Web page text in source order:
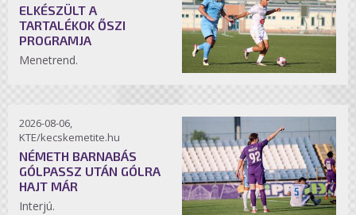
ELKÉSZÜLT A
TARTALÉKOK ŐSZI
PROGRAMJA
Menetrend.
2026-08-06,
KTE/kecskemetite.hu
NÉMETH BARNABÁS
GÓLPASSZ UTÁN GÓLRA
HAJT MÁR
Interjú.